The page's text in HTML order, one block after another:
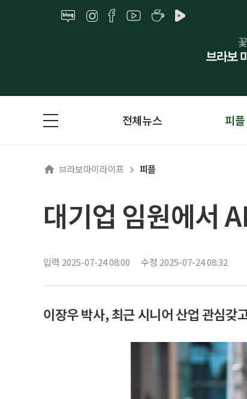
전체뉴스 피플
브라보마이라이프 피플
대기업 임원에서
입력 2025-07-24 08:00 수정 2025-07-24 08:32
이장우 박사, 최근 시니어 산업 관심갖